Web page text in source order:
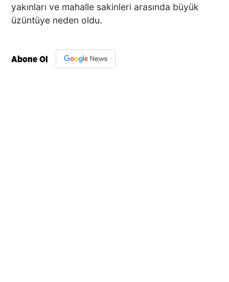
yakınları ve mahalle sakinleri arasında büyük
üzüntüye neden oldu.
Abone Ol